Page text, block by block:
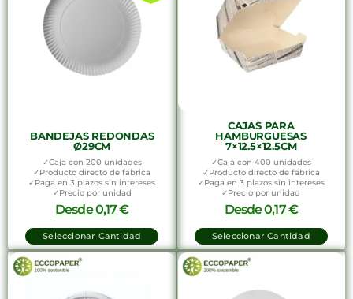
BANDEJAS REDONDAS
Ø29CM
✓Caja con 200 unidades
✓Producto directo de fábrica
✓Paga en 3 plazos sin intereses
✓Precio por unidad
Desde0,17€
Seleccionar Cantidad
CAJAS PARA
HAMBURGUESAS
7×12.5×12.5CM
✓Caja con 400 unidades
✓Producto directo de fábrica
✓Paga en 3 plazos sin intereses
✓Precio por unidad
Desde0,17€
Seleccionar Cantidad